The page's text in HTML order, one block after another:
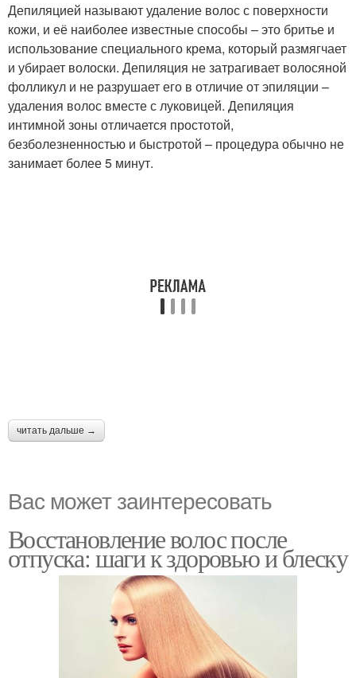
Депиляцией называют удаление волос с поверхности
кожи, и её наиболее известные способы – это бритье и
использование специального крема, который размягчает
и убирает волоски. Депиляция не затрагивает волосяной
фолликул и не разрушает его в отличие от эпиляции –
удаления волос вместе с луковицей. Депиляция
интимной зоны отличается простотой,
безболезненностью и быстротой – процедура обычно не
занимает более 5 минут.
читать дальше →
Вас может заинтересовать
Восстановление волос после
отпуска: шаги к здоровью и блеску